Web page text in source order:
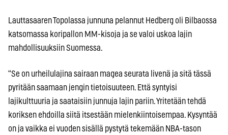
Lauttasaaren Topolassa junnuna pelannut Hedberg oli Bilbaossa
katsomassa koripallon MM-kisoja ja se valoi uskoa lajin
mahdollisuuksiin Suomessa.
“Se on urheilulajina sairaan magea seurata livenä ja sitä tässä
pyritään saamaan jengin tietoisuuteen. Että syntyisi
lajikulttuuria ja saataisiin junnuja lajin pariin. Yritetään tehdä
koriksen ehdoilla siitä itsestään mielenkiintoisempaa. Kysyntää
on ja vaikka ei vuoden sisällä pystytä tekemään NBA-tason